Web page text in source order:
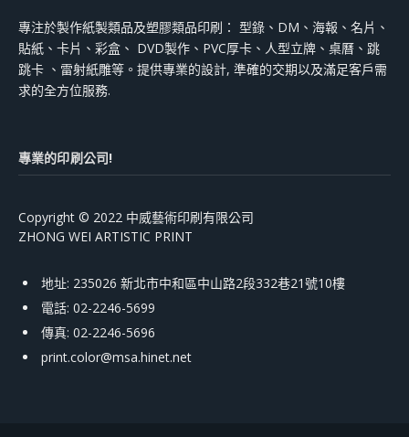
專注於製作紙製類品及塑膠類品印刷： 型錄、DM、海報、名片、
貼紙、卡片、彩盒、 DVD製作、PVC厚卡、人型立牌、桌曆、跳
跳卡 、雷射紙雕等。提供專業的設計, 準確的交期以及滿足客戶需
求的全方位服務.
專業的印刷公司!
Copyright © 2022 中威藝術印刷有限公司
ZHONG WEI ARTISTIC PRINT
地址: 235026 新北市中和區中山路2段332巷21號10樓
電話: 02-2246-5699
傳真: 02-2246-5696
print.color@msa.hinet.net